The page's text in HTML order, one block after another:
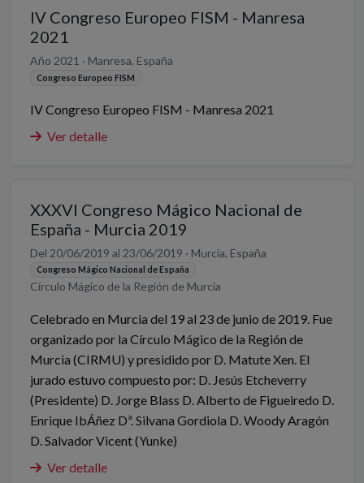
IV Congreso Europeo FISM - Manresa
2021
Año 2021 · Manresa, España
Congreso Europeo FISM
IV Congreso Europeo FISM - Manresa 2021
Ver detalle
XXXVI Congreso Mágico Nacional de
España - Murcia 2019
Del 20/06/2019 al 23/06/2019 · Murcia, España
Congreso Mágico Nacional de España
Círculo Mágico de la Región de Murcia
Celebrado en Murcia del 19 al 23 de junio de 2019. Fue
organizado por la Círculo Mágico de la Región de
Murcia (CIRMU) y presidido por D. Matute Xen. El
jurado estuvo compuesto por: D. Jesús Etcheverry
(Presidente) D. Jorge Blass D. Alberto de Figueiredo D.
Enrique IbÁñez Dª. Silvana Gordiola D. Woody Aragón
D. Salvador Vicent (Yunke)
Ver detalle